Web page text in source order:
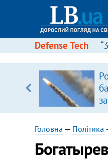
Defense Tech
Головна — Політика